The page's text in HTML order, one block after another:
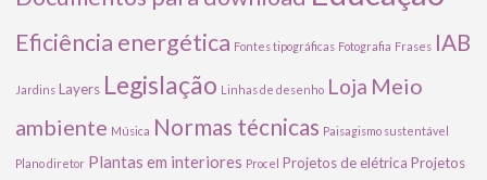
Eficiência energética Fontes tipográficas Fotografia Frases IAB
Jardins Layers Legislação Linhas de desenho Loja Meio
ambiente Música Normas técnicas Paisagismo sustentável
Plano diretor Plantas em interiores Procel Projetos de elétrica Projetos